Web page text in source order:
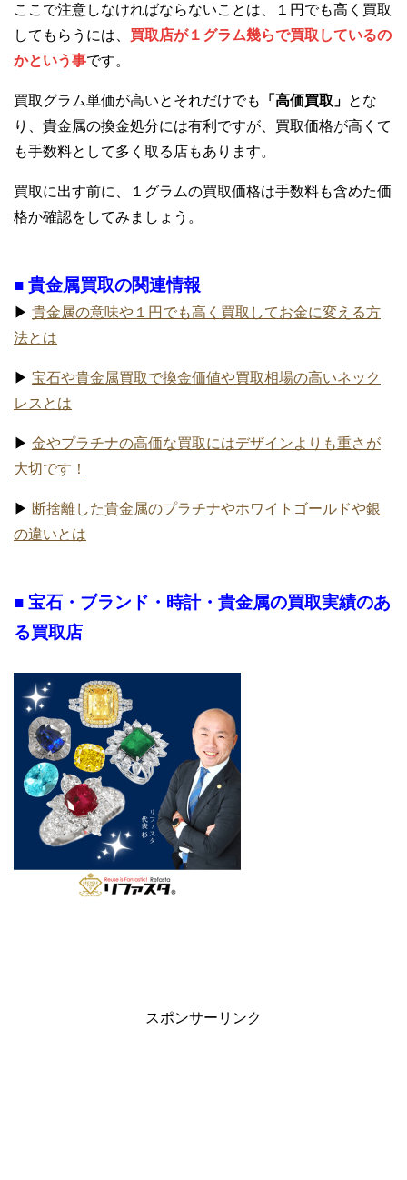
ここで注意しなければならないことは、１円でも高く買取
してもらうには、 買取店が１グラム幾らで買取しているの
かという事です。
買取グラム単価が高いとそれだけでも 「高価買取」 とな
り、貴金属の換金処分には有利ですが、買取価格が高くて
も手数料として多く取る店もあります。
買取に出す前に、１グラムの買取価格は手数料も含めた価
格か確認をしてみましょう。
■ 貴金属買取の関連情報
▶ 貴金属の意味や１円でも高く買取してお金に変える方
法とは
▶ 宝石や貴金属買取で換金価値や買取相場の高いネック
レスとは
▶ 金やプラチナの高価な買取にはデザインよりも重さが
大切です！
▶ 断捨離した貴金属のプラチナやホワイトゴールドや銀
の違いとは
■ 宝石・ブランド・時計・貴金属の買取実績のあ
る買取店
スポンサーリンク